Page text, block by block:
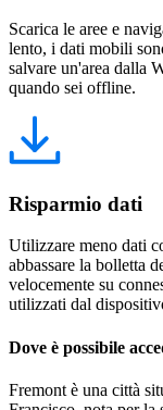
Scarica le aree e
lento, i dati mobili
salvare un'area dalla
quando sei offline.
Risparmio dati
Utilizzare meno dati
abbassare la bolletta
velocemente su
utilizzati dal
Dove è possibile
Fremont è una città